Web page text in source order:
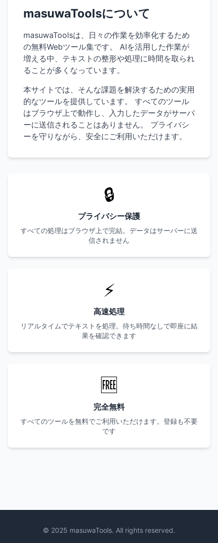
masuwaToolsについて
masuwaToolsは、日々の作業を効率化するため
の無料Webツール集です。 AIを活用した作業が
増える中、テキストの整形や処理に時間を取られ
ることが多くなっています。
本サイトでは、そんな課題を解決するための実用
的なツールを提供しています。 すべてのツール
はブラウザ上で動作し、入力したデータがサーバ
ーに送信されることはありません。 プライバシ
ーを守りながら、安全にご利用いただけます。
🔒
プライバシー保護
すべての処理はブラウザ上で完結。データはサーバーに送
信されません
⚡
高速処理
リアルタイムでテキストを処理。待ち時間なしで即座に結
果を確認できます
🆓
完全無料
すべてのツールを無料でご利用いただけます。登録も不要
です
© 2025 masuwaTools. All rights reserved.